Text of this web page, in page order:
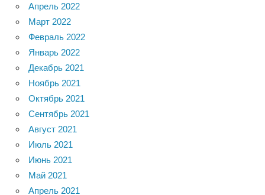
Апрель 2022
Март 2022
Февраль 2022
Январь 2022
Декабрь 2021
Ноябрь 2021
Октябрь 2021
Сентябрь 2021
Август 2021
Июль 2021
Июнь 2021
Май 2021
Апрель 2021